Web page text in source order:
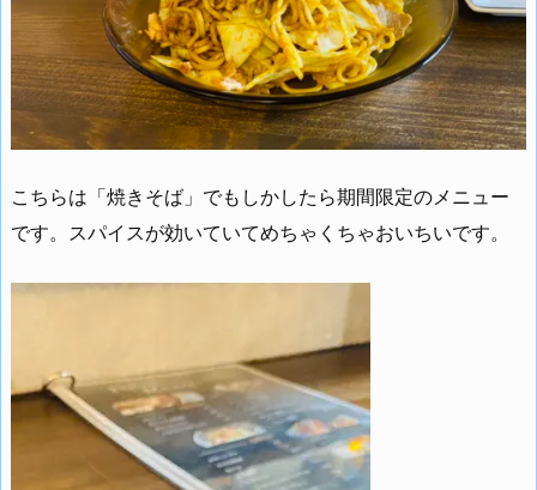
こちらは「焼きそば」でもしかしたら期間限定のメニュー
です。スパイスが効いていてめちゃくちゃおいちいです。